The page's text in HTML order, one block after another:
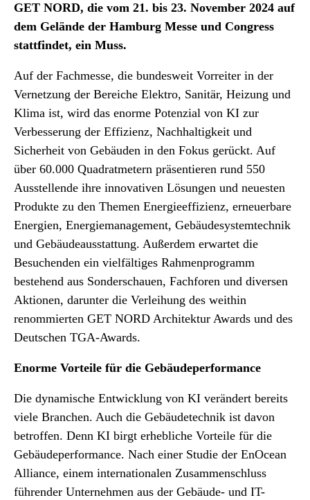
GET NORD, die vom 21. bis 23. November 2024 auf
dem Gelände der Hamburg Messe und Congress
stattfindet, ein Muss.
Auf der Fachmesse, die bundesweit Vorreiter in der
Vernetzung der Bereiche Elektro, Sanitär, Heizung und
Klima ist, wird das enorme Potenzial von KI zur
Verbesserung der Effizienz, Nachhaltigkeit und
Sicherheit von Gebäuden in den Fokus gerückt. Auf
über 60.000 Quadratmetern präsentieren rund 550
Ausstellende ihre innovativen Lösungen und neuesten
Produkte zu den Themen Energieeffizienz, erneuerbare
Energien, Energiemanagement, Gebäudesystemtechnik
und Gebäudeausstattung. Außerdem erwartet die
Besuchenden ein vielfältiges Rahmenprogramm
bestehend aus Sonderschauen, Fachforen und diversen
Aktionen, darunter die Verleihung des weithin
renommierten GET NORD Architektur Awards und des
Deutschen TGA-Awards.
Enorme Vorteile für die Gebäudeperformance
Die dynamische Entwicklung von KI verändert bereits
viele Branchen. Auch die Gebäudetechnik ist davon
betroffen. Denn KI birgt erhebliche Vorteile für die
Gebäudeperformance. Nach einer Studie der EnOcean
Alliance, einem internationalen Zusammenschluss
führender Unternehmen aus der Gebäude- und IT-